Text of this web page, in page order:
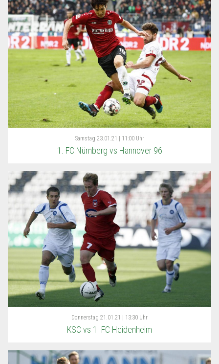
Samstag 23.01.21 | 11:00 Uhr
1. FC Nürnberg vs Hannover 96
Donnerstag 21.01.21 | 13:30 Uhr
KSC vs 1. FC Heidenheim